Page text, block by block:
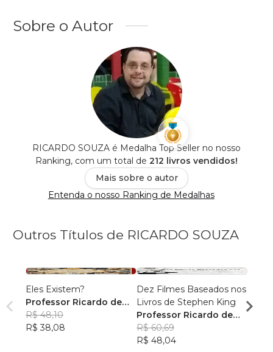
Sobre o Autor
RICARDO SOUZA é Medalha Top Seller no nosso
Ranking, com um total de 212 livros vendidos!
Mais sobre o autor
Entenda o nosso Ranking de Medalhas
Outros Títulos de RICARDO SOUZA
Eles Existem?
Professor Ricardo de
Souza
R$ 48,10
R$ 38,08
Dez Filmes Baseados nos
Livros de Stephen King
Professor Ricardo de
Souza
R$ 60,69
R$ 48,04
R$